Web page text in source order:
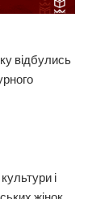
відбулись
і